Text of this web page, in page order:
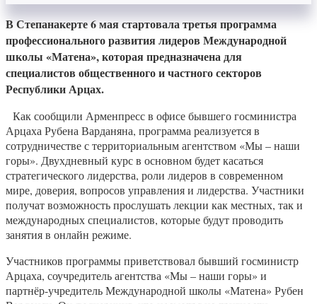
В Степанакерте 6 мая стартовала третья программа
профессионального развития лидеров Международной
школы «Матена», которая предназначена для
специалистов общественного и частного секторов
Республики Арцах.
Как сообщили Арменпресс в офисе бывшего госминистра
Арцаха Рубена Варданяна, программа реализуется в
сотрудничестве с территориальным агентством «Мы – наши
горы». Двухдневный курс в основном будет касаться
стратегического лидерства, роли лидеров в современном
мире, доверия, вопросов управления и лидерства. Участники
получат возможность прослушать лекции как местных, так и
международных специалистов, которые будут проводить
занятия в онлайн режиме.
Участников программы приветствовал бывший госминистр
Арцаха, соучредитель агентства «Мы – наши горы» и
партнёр-учредитель Международной школы «Матена» Рубен